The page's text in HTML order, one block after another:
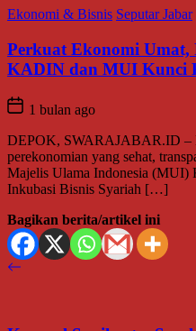
Ekonomi & Bisnis Seputar Jabar
Perkuat Ekonomi
KADIN dan MUI Kunci
1 bulan ago
DEPOK, SWARAJABAR.ID –
perekonomian yang sehat,
Majelis Ulama Indonesia (MUI)
Inkubasi Bisnis Syariah […]
Bagikan berita/artikel ini